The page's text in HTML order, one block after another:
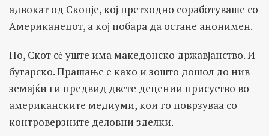
адвокат од Скопје, кој претходно соработуваше со
Американецот, а кој побара да остане анонимен.
Но, Скот сѐ уште има македонско државјанство. И
бугарско. Прашање е како и зошто дошол до нив
земајќи ги предвид двете децении присуство во
американските медиуми, кои го поврзуваа со
контроверзните деловни зделки.